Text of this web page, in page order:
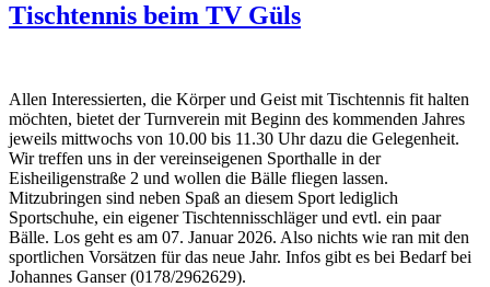
Tischtennis beim TV Güls
Allen Interessierten, die Körper und Geist mit Tischtennis fit halten
möchten, bietet der Turnverein mit Beginn des kommenden Jahres
jeweils mittwochs von 10.00 bis 11.30 Uhr dazu die Gelegenheit.
Wir treffen uns in der vereinseigenen Sporthalle in der
Eisheiligenstraße 2 und wollen die Bälle fliegen lassen.
Mitzubringen sind neben Spaß an diesem Sport lediglich
Sportschuhe, ein eigener Tischtennisschläger und evtl. ein paar
Bälle. Los geht es am 07. Januar 2026. Also nichts wie ran mit den
sportlichen Vorsätzen für das neue Jahr. Infos gibt es bei Bedarf bei
Johannes Ganser (0178/2962629).